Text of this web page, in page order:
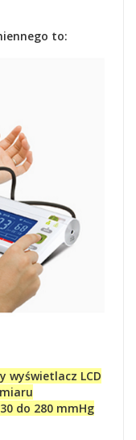
to:
wyświetlacz LCD
do 280 mmHg